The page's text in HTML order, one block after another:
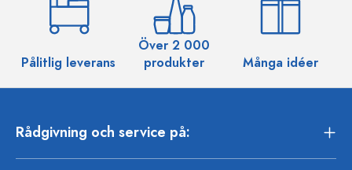
Pålitlig leverans
Över 2 000
produkter
Många idéer
Rådgivning och service på: